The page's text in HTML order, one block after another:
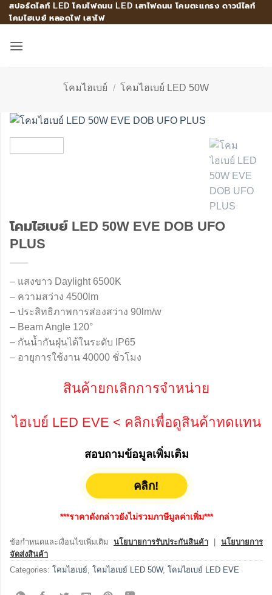
Skip
to
สปอร์ตไลท์ LED โคมไฟถนน LED เสาไฟถนน โคมตะแกรง ดาวน์ไลท์
โคมไฮเบย์ หลอดไฟ เสาไฟ
โคมไฮเบย์ / โคมไฮเบย์ LED 50W
โคมไฮเบย์ LED 50W EVE DOB UFO
PLUS
– แสงขาว Daylight 6500K
– ความสว่าง 4500lm
– ประสิทธิภาพการส่องสว่าง 90lm/w
– Beam Angle 120°
– กันน้ำกันฝุ่นได้ในระดับ IP65
– อายุการใช้งาน 40000 ชั่วโมง
สินค้ายกเลิกการจำหน่าย
ไฮเบย์ LED EVE < คลิกเพื่อดูสินค้าทดแทน
สอบถามข้อมูลเพิ่มเติม
คลิก!
***ราคาดังกล่าวยังไม่รวมภาษีมูลค่าเพิ่ม***
ข้อกำหนดและเงื่อนไขเพิ่มเติม นโยบายการรับประกันสินค้า
นโยบายการ
จัดส่งสินค้า
Categories: โคมไฮเบย์, โคมไฮเบย์ LED 50W, โคมไฮเบย์ LED EVE